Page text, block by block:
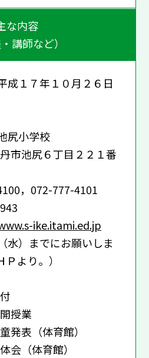
な内容
・講師など）
成１７年１０月２６日
尻小学校
池尻６丁目２２１番
，072-777-4101
ike.itami.ed.jp
）までにお願いしま
より。）
授業
表（体育館）
（体育館）